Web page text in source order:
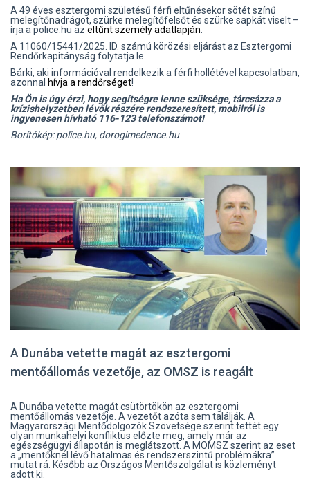
A 49 éves esztergomi születésű férfi eltűnésekor sötét színű
melegítőnadrágot, szürke melegítőfelsőt és szürke sapkát viselt –
írja a police.hu az eltűnt személy adatlapján
A 11060/15441/2025. ID. számú körözési eljárást az Esztergomi
Rendőrkapitányság folytatja le.
Bárki, aki információval rendelkezik a férfi hollétével kapcsolatban,
azonnal hívja a rendőrséget!
Ha Ön is úgy érzi, hogy segítségre lenne szüksége, tárcsázza a
krízishelyzetben lévők részére rendszeresített, mobilról is
ingyenesen hívható 116-123 telefonszámot!
Borítókép: police.hu, dorogimedence.hu
A Dunába vetette magát az esztergomi
mentőállomás vezetője, az OMSZ is reagált
A Dunába vetette magát csütörtökön az esztergomi
mentőállomás vezetője. A vezetőt azóta sem találják. A
Magyarországi Mentődolgozók Szövetsége szerint tettét egy
olyan munkahelyi konfliktus előzte meg, amely már az
egészségügyi állapotán is meglátszott. A MOMSZ szerint az eset
a „mentőknél lévő hatalmas és rendszerszintű problémákra”
mutat rá. Később az Országos Mentőszolgálat is közleményt
adott ki.